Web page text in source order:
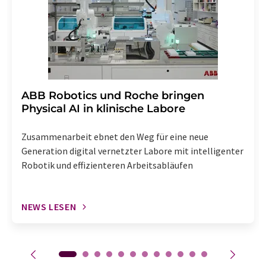
enthalten.
​​​​​​​ABB Robotics und Roche bringen
Physical AI in klinische Labore
Zusammenarbeit ebnet den Weg für eine neue
Generation digital vernetzter Labore mit intelligenter
Robotik und effizienteren Arbeitsabläufen
NEWS LESEN